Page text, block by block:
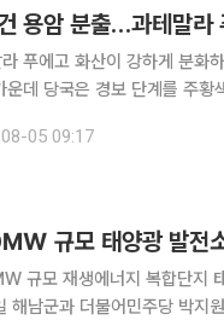
용암 분출…과테말라
푸에고 화산이 강하게 분화
국은 경보 단계를 주황색으로 높였다. 푸에고 화산은 3
르게 쏟아지는 화쇄류가 화산
05 09:17
규모 태양광 발전소
규모 재생에너지 복합단지